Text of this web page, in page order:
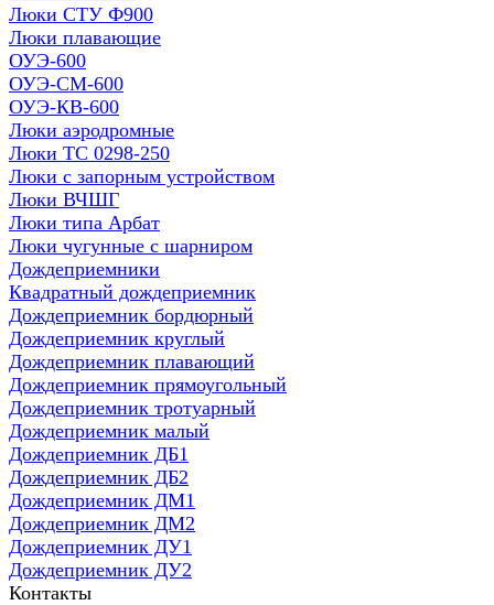
Люки СТУ Ф900
Люки плавающие
ОУЭ-600
ОУЭ-СМ-600
ОУЭ-КВ-600
Люки аэродромные
Люки ТС 0298-250
Люки с запорным устройством
Люки ВЧШГ
Люки типа Арбат
Люки чугунные с шарниром
Дождеприемники
Квадратный дождеприемник
Дождеприемник бордюрный
Дождеприемник круглый
Дождеприемник плавающий
Дождеприемник прямоугольный
Дождеприемник тротуарный
Дождеприемник малый
Дождеприемник ДБ1
Дождеприемник ДБ2
Дождеприемник ДМ1
Дождеприемник ДМ2
Дождеприемник ДУ1
Дождеприемник ДУ2
Контакты